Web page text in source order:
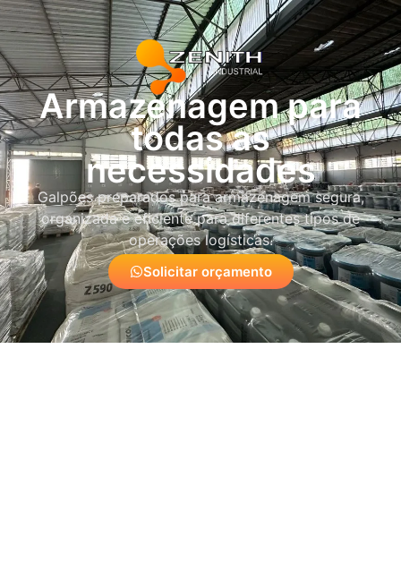
Armazenagem para
todas as
necessidades
Galpões preparados para armazenagem segura,
organizada e eficiente para diferentes tipos de
operações logísticas.
Solicitar orçamento